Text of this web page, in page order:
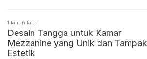
1 tahun lalu
Desain Tangga untuk Kamar
Mezzanine yang Unik dan Tampak
Estetik